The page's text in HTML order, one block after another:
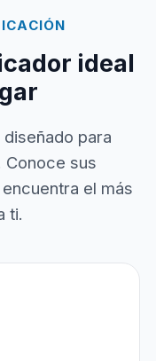
ideal
para
sus
el más
ti.